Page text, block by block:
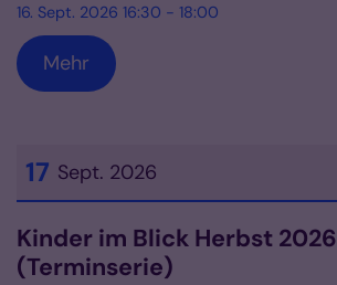
16. Sept. 2026 16:30 - 18:00
Mehr
17 Sept. 2026
Datum: 17. September 2026
Kinder im Blick Herbst 2026
(Terminserie)